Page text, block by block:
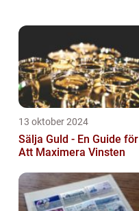
13 oktober 2024
Sälja Guld - En Guide för
Att Maximera Vinsten